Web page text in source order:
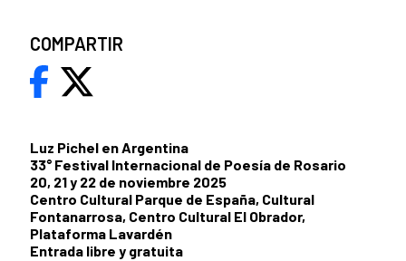
Luz Pichel en Argentina
33° Festival Internacional de Poesía de Rosario
20, 21 y 22 de noviembre 2025
Centro Cultural Parque de España, Cultural
Fontanarrosa, Centro Cultural El Obrador,
Plataforma Lavardén
Entrada libre y gratuita
COMPARTIR